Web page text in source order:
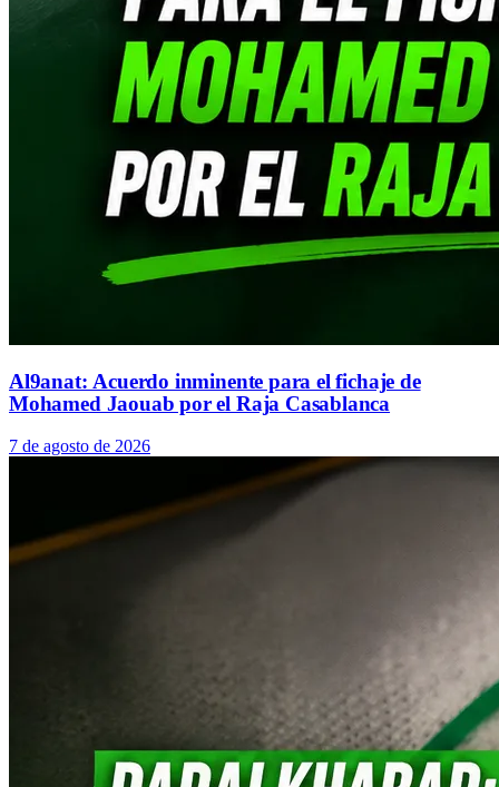
Al9anat: Acuerdo inminente para el fichaje de
Mohamed Jaouab por el Raja Casablanca
7 de agosto de 2026